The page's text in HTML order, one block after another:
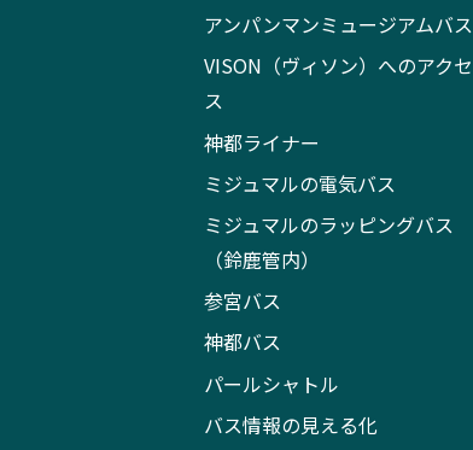
アンパンマンミュージアムバス
VISON（ヴィソン）へのアクセ
ス
神都ライナー
ミジュマルの電気バス
ミジュマルのラッピングバス
（鈴鹿管内）
参宮バス
神都バス
パールシャトル
バス情報の見える化